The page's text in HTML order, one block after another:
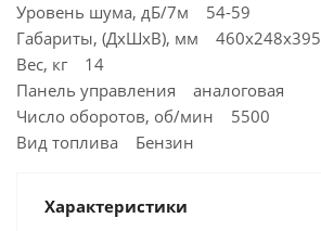
Уровень шума, дБ/7м 54-59
Габариты, (ДхШхВ), мм 460х248х395
Вес, кг 14
Панель управления аналоговая
Число оборотов, об/мин 5500
Вид топлива Бензин
Характеристики